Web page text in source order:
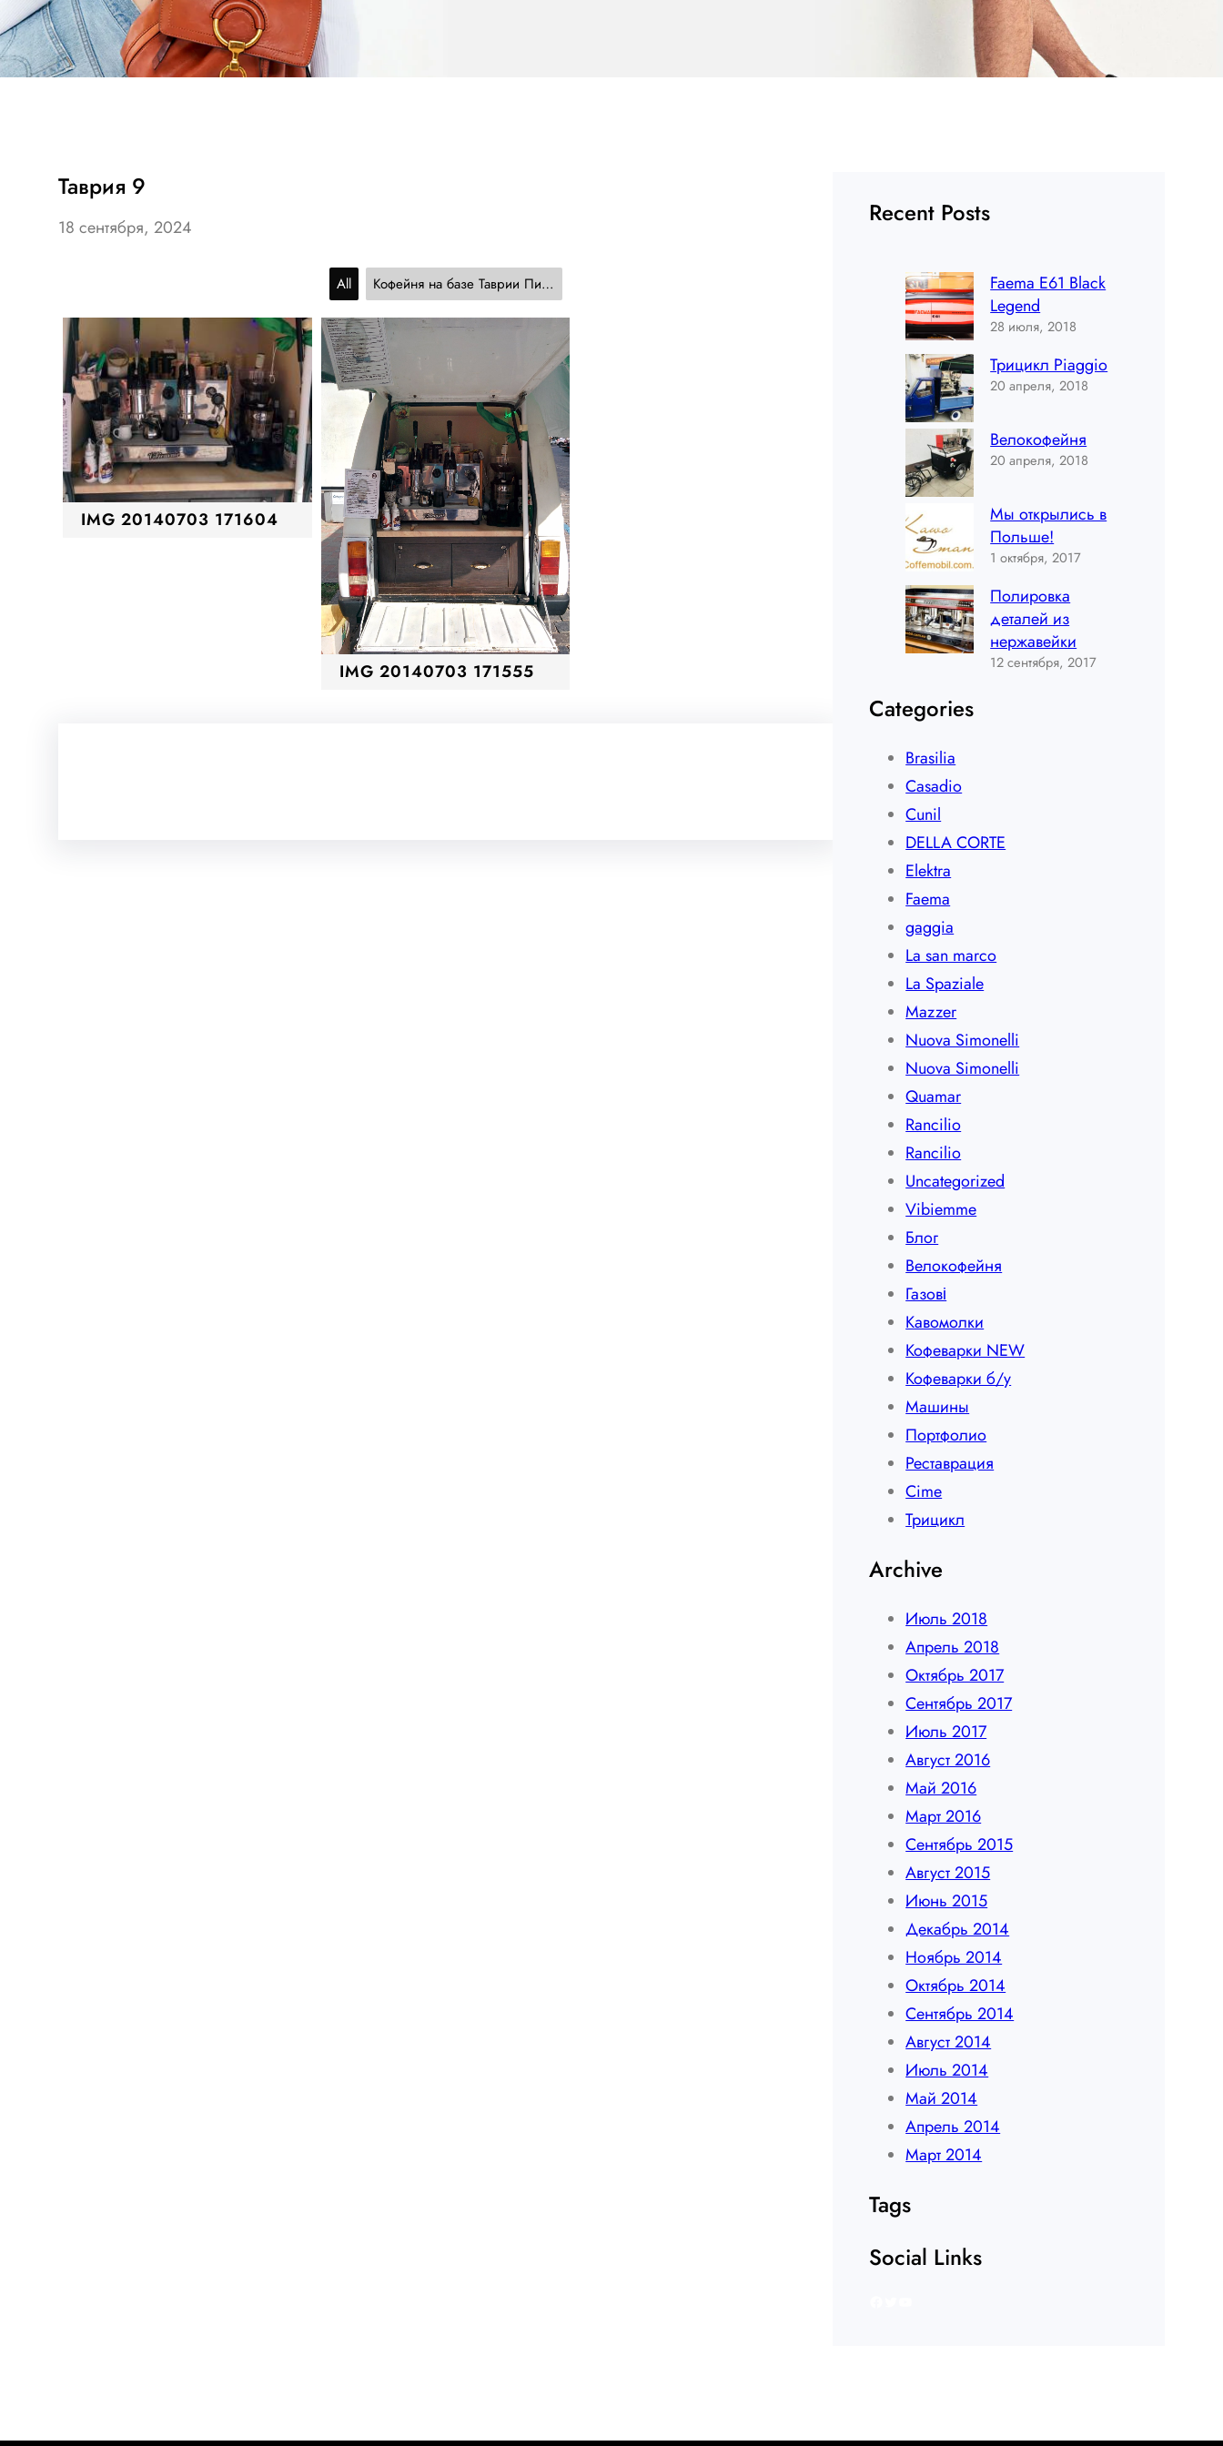
Таврия 9
18 сентября, 2024
All Кофейня на базе Таврии Пикап
IMG 20140703 171604
IMG 20140703 171555
Recent Posts
Faema E61 Black
Legend
28 июля, 2018
Трицикл Piaggio
20 апреля, 2018
Велокофейня
20 апреля, 2018
Мы открылись в
Польше!
1 октября, 2017
Полировка
деталей из
нержавейки
12 сентября, 2017
Categories
Brasilia
Casadio
Cunil
DELLA CORTE
Elektra
Faema
gaggia
La san marco
La Spaziale
Mazzer
Nuova Simonelli
Nuova Simonelli
Quamar
Rancilio
Rancilio
Uncategorized
Vibiemme
Блог
Велокофейня
Газові
Кавомолки
Кофеварки NEW
Кофеварки б/у
Машины
Портфолио
Реставрация
Сime
Трицикл
Archive
Июль 2018
Апрель 2018
Октябрь 2017
Сентябрь 2017
Июль 2017
Август 2016
Май 2016
Март 2016
Сентябрь 2015
Август 2015
Июнь 2015
Декабрь 2014
Ноябрь 2014
Октябрь 2014
Сентябрь 2014
Август 2014
Июль 2014
Май 2014
Апрель 2014
Март 2014
Tags
Social Links